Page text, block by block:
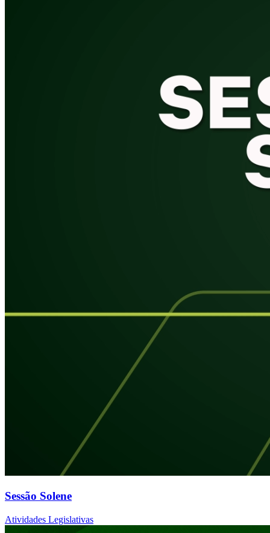
Sessão Solene
Atividades Legislativas